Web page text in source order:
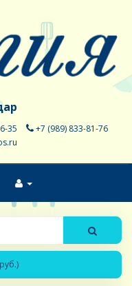
35
+7 (989) 833-81-76